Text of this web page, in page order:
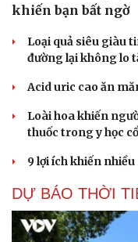
khiến bạn bất ngờ
Loại quả siêu giàu
đường lại không lo
Acid uric cao ăn
Loài hoa khiến
thuốc trong y học
9 lợi ích khiến
DỰ BÁO THỜI